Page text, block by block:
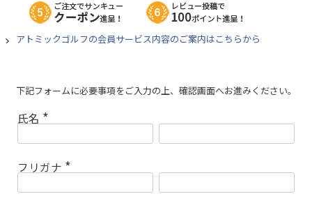
アトミックゴルフの会員サービス内容のご案内はこちらから
下記フォームに必要事項をご入力の上、確認画面へお進みください。
氏名
(
必
)
フリガナ
(
必